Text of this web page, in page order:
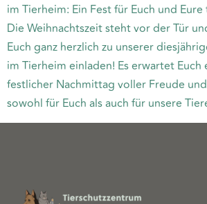
im Tierheim: Ein Fest für Euch und
Die Weihnachtszeit steht vor der Tür
Euch ganz herzlich zu unserer
im Tierheim einladen! Es erwartet Euch
festlicher Nachmittag voller Freude
sowohl für Euch als auch für unsere